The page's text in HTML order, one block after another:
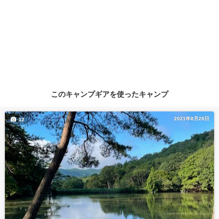
このキャンプギアを使ったキャンプ
2021年8月28日
12